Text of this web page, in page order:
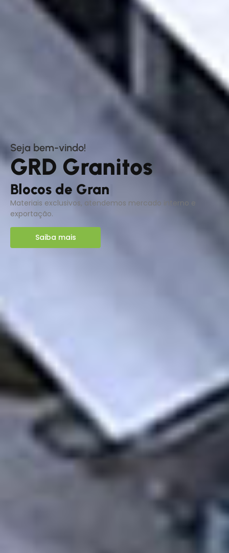
Seja bem-vindo!
GRD Granitos
Blocos de Gran
Materiais exclusivos, atendemos mercado interno e
exportação.
Saiba mais